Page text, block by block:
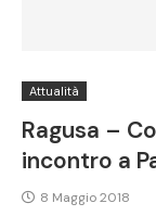
Attualità
Ragusa –
incontro a
8 Maggio 2018